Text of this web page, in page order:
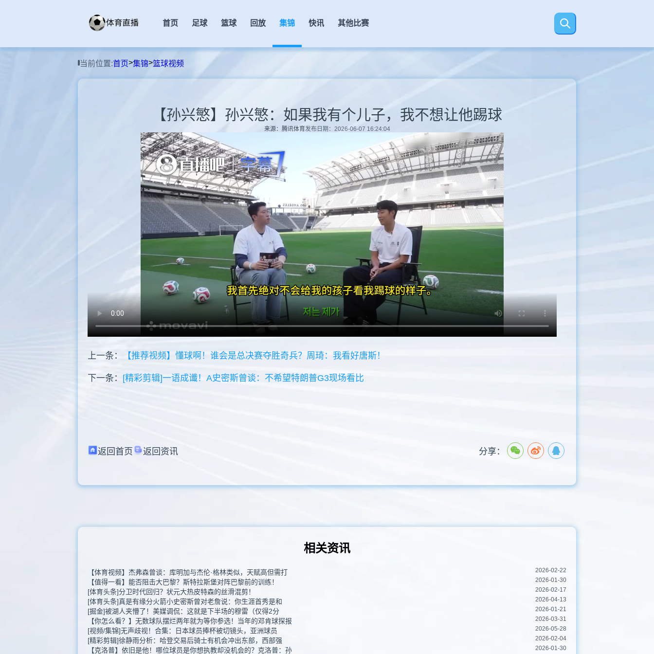
首页 足球 篮球 回放 集锦 快讯 其他比赛
当前位置:首页>集锦>篮球视频
【孙兴慜】孙兴慜：如果我有个儿子，我不想让他踢球
来源：腾讯体育发布日期：2026-06-07 16:24:04
上一条： 【推荐视频】懂球啊！谁会是总决赛夺胜奇兵？周琦：我看好唐斯！
下一条： [精彩剪辑]一语成谶！A史密斯曾谈：不希望特朗普G3现场看比
返回首页 返回资讯 分享：
相关资讯
【体育视频】杰弗森曾谈：库明加与杰伦·格林类似，天赋高但需打 2026-02-22
【值得一看】能否阻击大巴黎？斯特拉斯堡对阵巴黎前的训练！ 2026-01-30
[体育头条]分卫时代回归？状元大热皮特森的丝滑混剪！ 2026-02-17
[体育头条]真是有缘分火箭小史密斯曾对老詹说：你生涯首秀是和 2026-04-13
[掘金]被湖人夹懵了！美媒调侃：这就是下半场的穆雷（仅得2分 2026-01-21
【你怎么看？】无数球队摆烂两年就为等你参选！当年的邓肯球探报 2026-03-31
[视频/集锦]无声歧视！合集：日本球员捧杯被切镜头，亚洲球员 2026-05-28
[精彩剪辑]徐静雨分析：哈登交易后骑士有机会冲出东部，西部强 2026-02-04
【克洛普】依旧是他！哪位球员是你想执教却没机会的？克洛普：孙 2026-01-30